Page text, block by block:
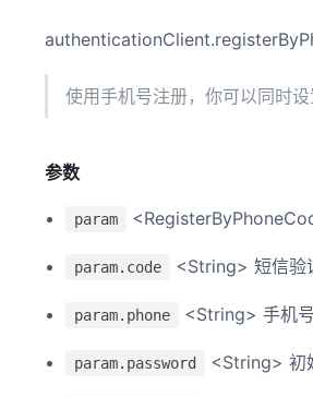
使用手机号注册，你可以同时
参数
param
param.code <String> 短信验
param.phone <String> 手机号
param.password <String> 初